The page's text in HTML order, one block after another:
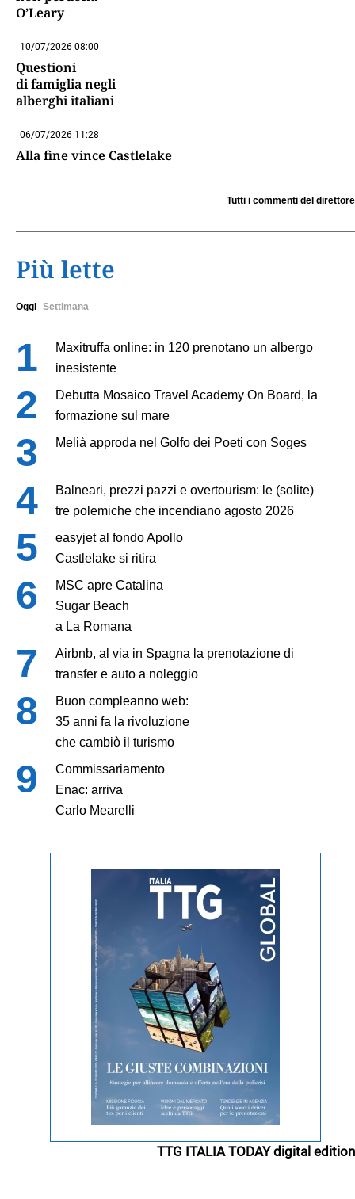
O’Leary
10/07/2026 08:00
Questioni
di famiglia negli
alberghi italiani
06/07/2026 11:28
Alla fine vince Castlelake
Tutti i commenti del direttore
Più lette
Oggi Settimana
Maxitruffa online: in 120 prenotano un albergo
inesistente
Debutta Mosaico Travel Academy On Board, la
formazione sul mare
Melià approda nel Golfo dei Poeti con Soges
Balneari, prezzi pazzi e overtourism: le (solite)
tre polemiche che incendiano agosto 2026
easyjet al fondo Apollo
Castlelake si ritira
MSC apre Catalina
Sugar Beach
a La Romana
Airbnb, al via in Spagna la prenotazione di
transfer e auto a noleggio
Buon compleanno web:
35 anni fa la rivoluzione
che cambiò il turismo
Commissariamento
Enac: arriva
Carlo Mearelli
TTG ITALIA TODAY digital edition